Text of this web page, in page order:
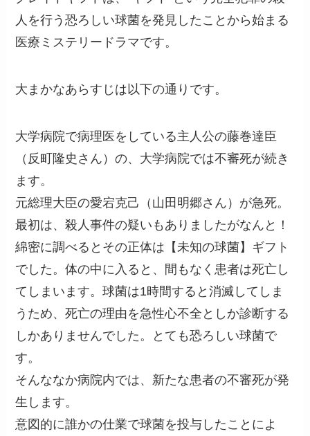
人を行う恐ろしい球菌を発見したことから始まる
医療ミステリードラマです。
大まかなあらすじは以下の通りです。
大学病院で病理医をしている主人公の藤巻達臣
（反町隆史さん）の、大学病院では不審死が続き
ます。
元総理大臣の愛宕克己（山田明郷さん）が急死。
最初は、殺人事件の疑いもありましたがなんと！
綿密に調べるとその正体は【未知の球菌】ギフト
でした。体の中に入ると、間もなく患者は死亡し
てしまいます。球菌は1時間すると消滅してしま
うため、死亡の理由を急性心不全としか診断する
しかありませんでした。とても恐ろしい球菌で
す。
そんななか病院内では、新たな患者の不審死が発
生します。
意図的に誰かの仕業で球菌を投与したことによ